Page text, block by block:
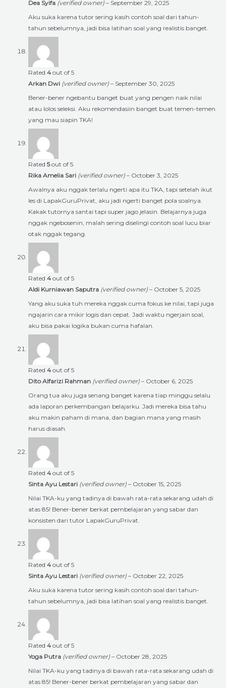
Dea Syifa (verified owner) – September 29, 2025
Aku suka karena tutor sering kasih contoh soal dari tahun-
tahun sebelumnya, jadi bisa latihan soal yang realistis banget.
Rated 4 out of 5
Arkan Dwi (verified owner) – September 30, 2025
Bener-bener ngebantu banget buat yang pengen naik nilai
atau lolos seleksi. Aku rekomendasiin banget buat temen-temen
yang mau siapin TKA!
Rated 5out of 5
Rika Amelia Sari (verified owner) – October 3, 2025
Awalnya aku nggak terlalu ngerti apa itu TKA, tapi setelah ikut
les di LapakGuruPrivat, aku jadi ngerti banget pola soalnya.
Kakak tutornya santai tapi super jago jelasin. Belajarnya juga
nggak ngebosenin, malah sering diselingi contoh soal lucu biar
otak nggak tegang.
Rated 4 out of 5
Aldi Kurniawan Saputra (verified owner) – October 5, 2025
Yang aku suka tuh mereka nggak cuma fokus ke nilai, tapi juga
ngajarin cara mikir logis dan cepat. Jadi waktu ngerjain soal,
aku bisa pakai logika bukan cuma hafalan.
Rated 4 out of 5
Dito Alfarizi Rahman (verified owner) – October 6, 2025
Orang tua aku juga senang banget karena tiap minggu selalu
ada laporan perkembangan belajarku. Jadi mereka bisa tahu
aku makin paham di mana, dan bagian mana yang masih
harus diasah.
Rated 4 out of 5
Sinta Ayu Lestari (verified owner) – October 15, 2025
Nilai TKA-ku yang tadinya di bawah rata-rata sekarang udah di
atas 85! Bener-bener berkat pembelajaran yang sabar dan
konsisten dari tutor LapakGuruPrivat.
Rated 4 out of 5
Sinta Ayu Lestari (verified owner) – October 22, 2025
Aku suka karena tutor sering kasih contoh soal dari tahun-
tahun sebelumnya, jadi bisa latihan soal yang realistis banget.
Rated 4 out of 5
Yoga Putra (verified owner) – October 28, 2025
Nilai TKA-ku yang tadinya di bawah rata-rata sekarang udah di
atas 85! Bener-bener berkat pembelajaran yang sabar dan